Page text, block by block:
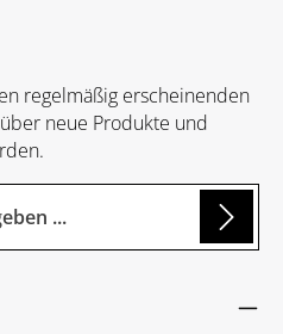
regelmäßig erscheinenden
neue Produkte und
Felder sind